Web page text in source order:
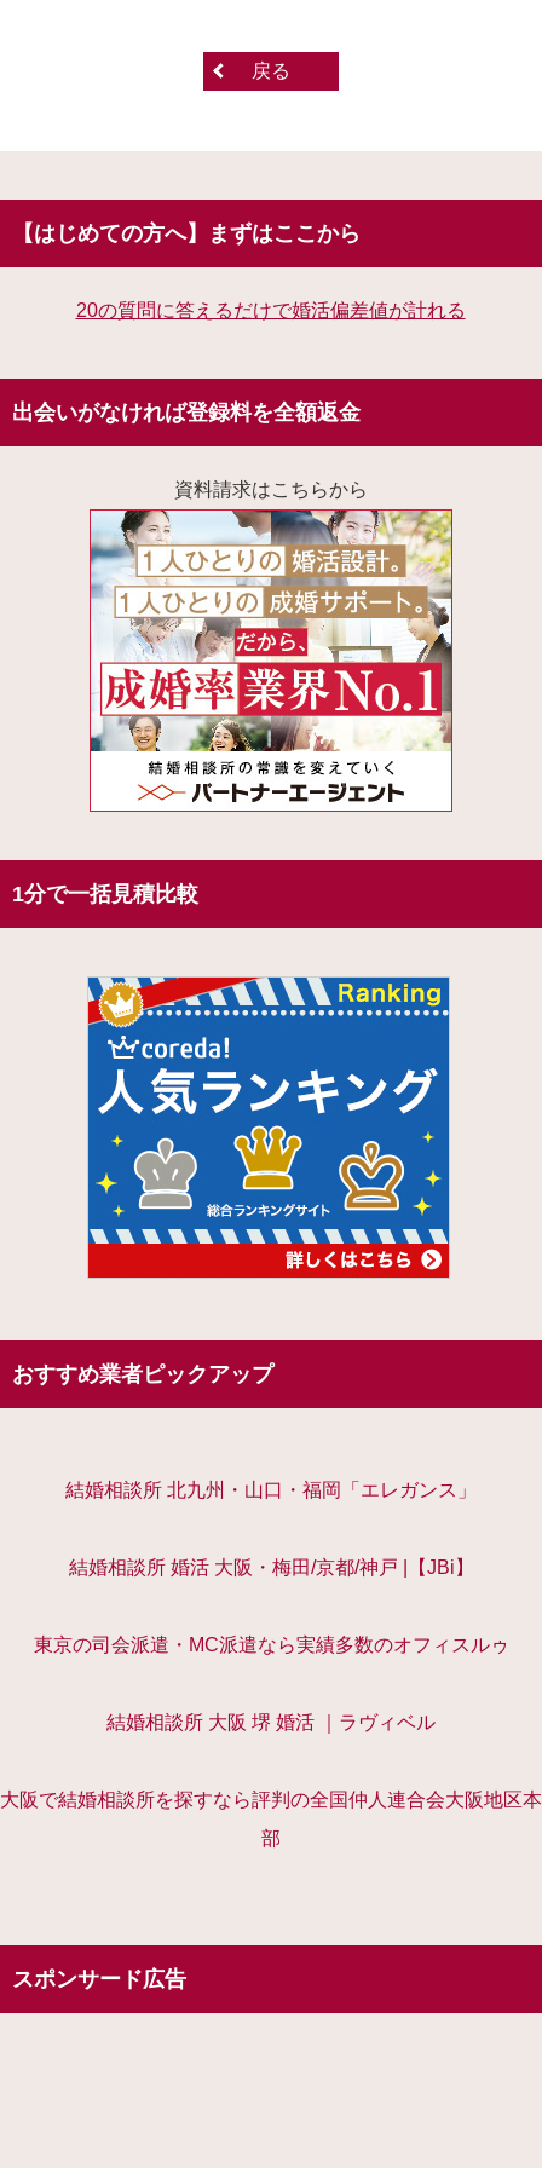
戻る
【はじめての方へ】まずはここから
20の質問に答えるだけで婚活偏差値が計れる
出会いがなければ登録料を全額返金
資料請求はこちらから
1分で一括見積比較
おすすめ業者ピックアップ
結婚相談所 北九州・山口・福岡「エレガンス」
結婚相談所 婚活 大阪・梅田/京都/神戸 |【JBi】
東京の司会派遣・MC派遣なら実績多数のオフィスルゥ
結婚相談所 大阪 堺 婚活 ｜ラヴィベル
大阪で結婚相談所を探すなら評判の全国仲人連合会大阪地区本
部
スポンサード広告